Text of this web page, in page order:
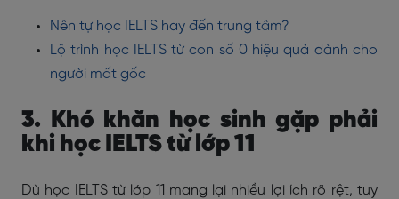
Nên tự học IELTS hay đến trung tâm?
Lộ trình học IELTS từ con số 0 hiệu quả dành cho
người mất gốc
3. Khó khăn học sinh gặp phải
khi học IELTS từ lớp 11
Dù học IELTS từ lớp 11 mang lại nhiều lợi ích rõ rệt, tuy